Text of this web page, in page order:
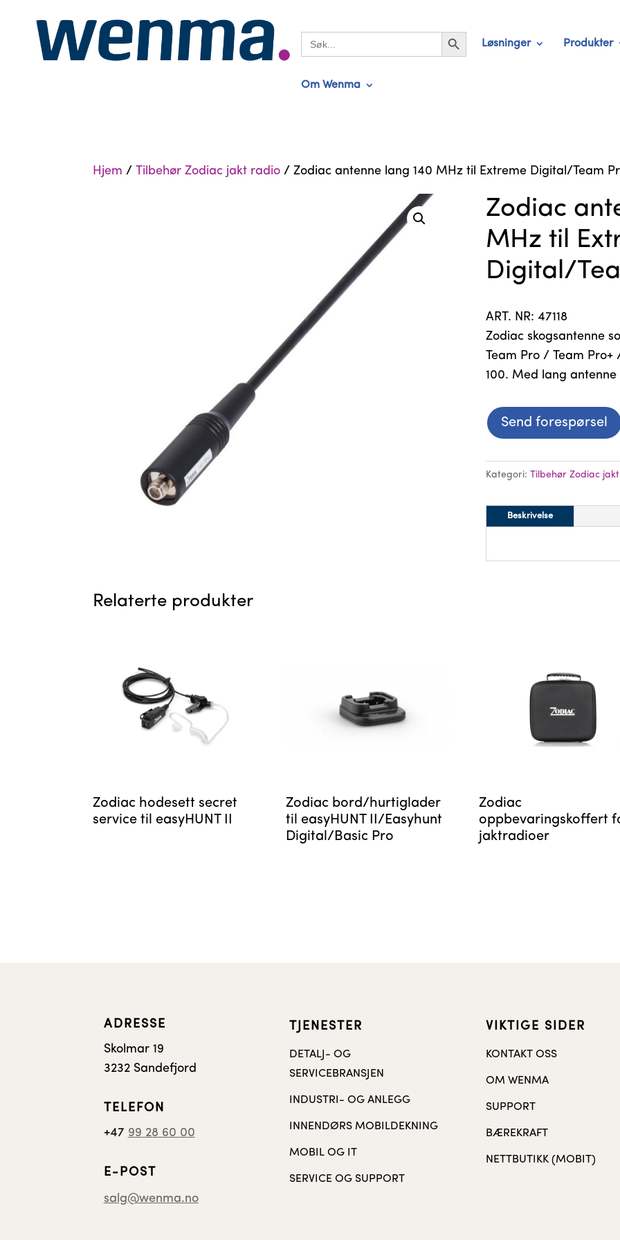
Search
for:
Search Button
Løsninger Produkter
Om Wenma
Hjem /Tilbehør Zodiac jakt radio / Zodiac antenne lang 140 MHz til Extreme Digital/Team
Zodiac
MHz til
Digital/
ART. NR: 47118
Zodiac skogsantenne
Team Pro / Team
100. Med lang
Send forespørsel
Kategori: Tilbehør Zodiac
Beskrivelse
Relaterte produkter
Zodiac hodesett secret
service til easyHUNT II
Zodiac bord/hurtiglader
til easyHUNT II/Easyhunt
Digital/Basic Pro
Zodiac
oppbevaringskoffert
jaktradioer
ADRESSE
Skolmar 19
3232 Sandefjord
TELEFON
+47 99 28 60 00
E-POST
salg@wenma.no
TJENESTER
DETALJ- OG
SERVICEBRANSJEN
INDUSTRI- OG ANLEGG
INNENDØRS MOBILDEKNING
MOBIL OG IT
SERVICE OG SUPPORT
VIKTIGE SIDER
KONTAKT OSS
OM WENMA
SUPPORT
BÆREKRAFT
NETTBUTIKK (MOBIT)